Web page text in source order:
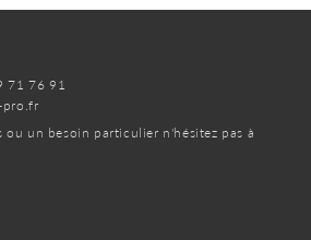
71 76 91
pro.fr
ou un besoin particulier n'hésitez pas à